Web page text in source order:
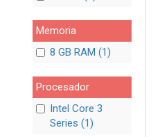
Memoria
8 GB RAM (1)
Procesador
Intel Core 3
Series (1)